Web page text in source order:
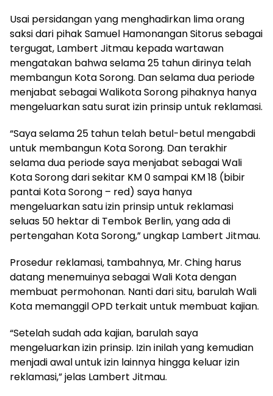
Usai persidangan yang menghadirkan lima orang
saksi dari pihak Samuel Hamonangan Sitorus sebagai
tergugat, Lambert Jitmau kepada wartawan
mengatakan bahwa selama 25 tahun dirinya telah
membangun Kota Sorong. Dan selama dua periode
menjabat sebagai Walikota Sorong pihaknya hanya
mengeluarkan satu surat izin prinsip untuk reklamasi.
“Saya selama 25 tahun telah betul-betul mengabdi
untuk membangun Kota Sorong. Dan terakhir
selama dua periode saya menjabat sebagai Wali
Kota Sorong dari sekitar KM 0 sampai KM 18 (bibir
pantai Kota Sorong – red) saya hanya
mengeluarkan satu izin prinsip untuk reklamasi
seluas 50 hektar di Tembok Berlin, yang ada di
pertengahan Kota Sorong,” ungkap Lambert Jitmau.
Prosedur reklamasi, tambahnya, Mr. Ching harus
datang menemuinya sebagai Wali Kota dengan
membuat permohonan. Nanti dari situ, barulah Wali
Kota memanggil OPD terkait untuk membuat kajian.
“Setelah sudah ada kajian, barulah saya
mengeluarkan izin prinsip. Izin inilah yang kemudian
menjadi awal untuk izin lainnya hingga keluar izin
reklamasi,” jelas Lambert Jitmau.